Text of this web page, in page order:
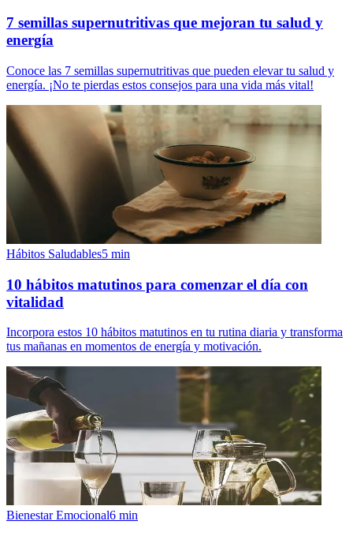
7 semillas supernutritivas que mejoran tu salud y
energía
Conoce las 7 semillas supernutritivas que pueden elevar tu salud y
energía. ¡No te pierdas estos consejos para una vida más vital!
Hábitos Saludables5 min
10 hábitos matutinos para comenzar el día con
vitalidad
Incorpora estos 10 hábitos matutinos en tu rutina diaria y transforma
tus mañanas en momentos de energía y motivación.
Bienestar Emocional6 min